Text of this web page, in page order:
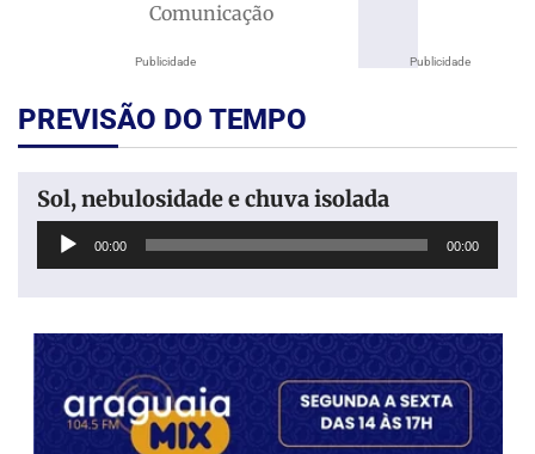
Publicidade
Comunicação
Publicidade
PREVISÃO DO TEMPO
Sol, nebulosidade e chuva isolada
Tocador
00:00 00:00